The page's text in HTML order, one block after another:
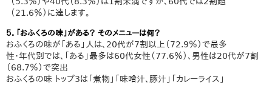
（21.6％）に達します。
５．「おふくろの味」がある？ そのメニューは何？
おふくろの味が「ある」人は、20代が7割以上（72.9％）で最多
性・年代別では、「ある」最多は60代女性（77.6％）、男性は20代が7割
（68.7％）で突出
おふくろの味 トップ3は「煮物」「味噌汁、豚汁」「カレーライス」